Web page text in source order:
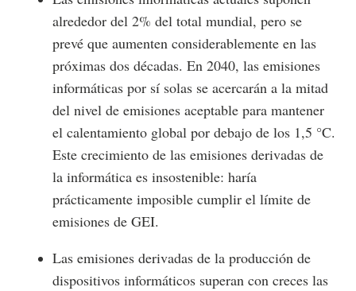
alrededor del 2% del total mundial, pero se
prevé que aumenten considerablemente en las
próximas dos décadas. En 2040, las emisiones
informáticas por sí solas se acercarán a la mitad
del nivel de emisiones aceptable para mantener
el calentamiento global por debajo de los 1,5 °C.
Este crecimiento de las emisiones derivadas de
la informática es insostenible: haría
prácticamente imposible cumplir el límite de
emisiones de GEI.
Las emisiones derivadas de la producción de
dispositivos informáticos superan con creces las